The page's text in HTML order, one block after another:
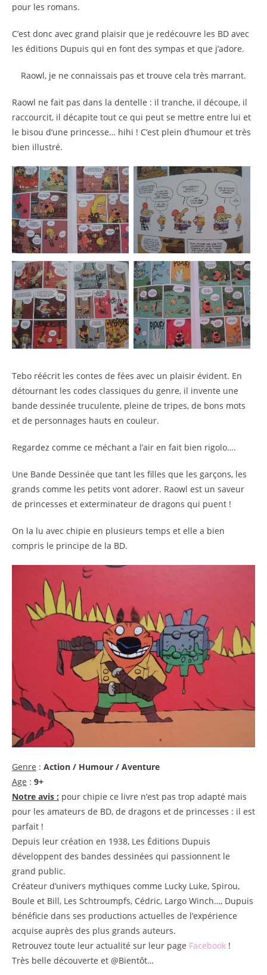
pour les romans.
C’est donc avec grand plaisir que je redécouvre les BD avec
les éditions Dupuis qui en font des sympas et que j’adore.
Raowl, je ne connaissais pas et trouve cela très marrant.
Raowl ne fait pas dans la dentelle : il tranche, il découpe, il
raccourcit, il décapite tout ce qui peut se mettre entre lui et
le bisou d’une princesse… hihi ! C’est plein d’humour et très
bien illustré.
Tebo réécrit les contes de fées avec un plaisir évident. En
détournant les codes classiques du genre, il invente une
bande dessinée truculente, pleine de tripes, de bons mots
et de personnages hauts en couleur.
Regardez comme ce méchant a l’air en fait bien rigolo….
Une Bande Dessinée que tant les filles que les garçons, les
grands comme les petits vont adorer. Raowl est un saveur
de princesses et exterminateur de dragons qui puent !
On la lu avec chipie en plusieurs temps et elle a bien
compris le principe de la BD.
Genre : Action / Humour / Aventure
Age : 9+
Notre avis : pour chipie ce livre n’est pas trop adapté mais
pour les amateurs de BD, de dragons et de princesses : il est
parfait !
Depuis leur création en 1938, Les Éditions Dupuis
développent des bandes dessinées qui passionnent le
grand public.
Créateur d’univers mythiques comme Lucky Luke, Spirou,
Boule et Bill, Les Schtroumpfs, Cédric, Largo Winch…, Dupuis
bénéficie dans ses productions actuelles de l’expérience
acquise auprès des plus grands auteurs.
Retrouvez toute leur actualité sur leur page Facebook !
Très belle découverte et @Bientôt…